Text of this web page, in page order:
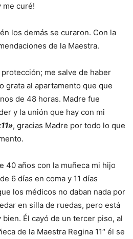
me curé!
los demás se curaron. Con la
de la Maestra.
me salve de haber
grata al apartamento que que
de 48 horas. Madre fue
y la unión que hay con mi
, gracias Madre por todo lo que
40 años con la muñeca mi hijo
6 días en coma y 11 días
los médicos no daban nada por
en silla de ruedas, pero está
Él cayó de un tercer piso, al
de la Maestra Regina 11″ él se